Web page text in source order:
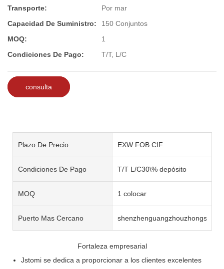
Transporte:
Por mar
Capacidad De Suministro:
150 Conjuntos
MOQ:
1
Condiciones De Pago:
T/T, L/C
consulta
Plazo De Precio EXW FOB CIF
Condiciones De Pago T/T L/C30\% depósito
MOQ 1 colocar
Puerto Mas Cercano shenzhenguangzhouzhongshan
Fortaleza empresarial
Jstomi se dedica a proporcionar a los clientes excelentes